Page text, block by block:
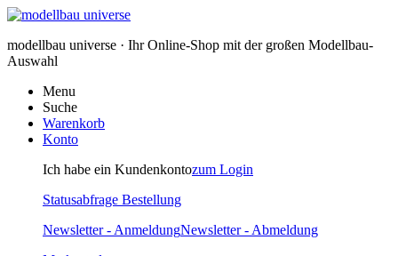
modellbau universe · Ihr Online-Shop mit der großen Modellbau-
Auswahl
Menu
Suche
Warenkorb
Konto
Ich habe ein Kundenkontozum Login
Statusabfrage Bestellung
Newsletter - AnmeldungNewsletter - Abmeldung